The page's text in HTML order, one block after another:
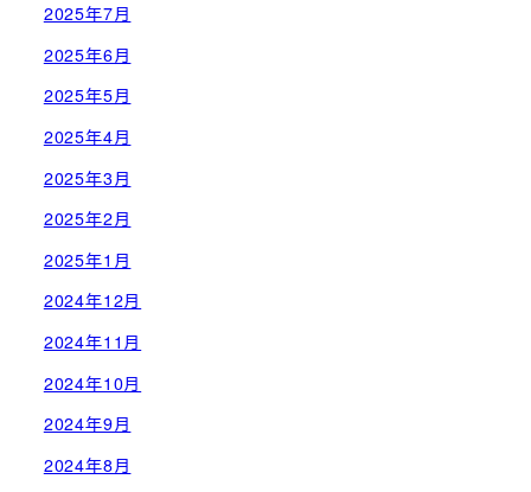
2025年7月
2025年6月
2025年5月
2025年4月
2025年3月
2025年2月
2025年1月
2024年12月
2024年11月
2024年10月
2024年9月
2024年8月